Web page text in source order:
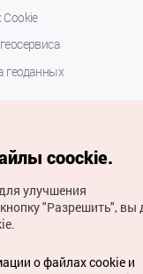
геоданных
Кореи Все
coockie.
улучшения
"Разрешить", вы
о файлах cookie и